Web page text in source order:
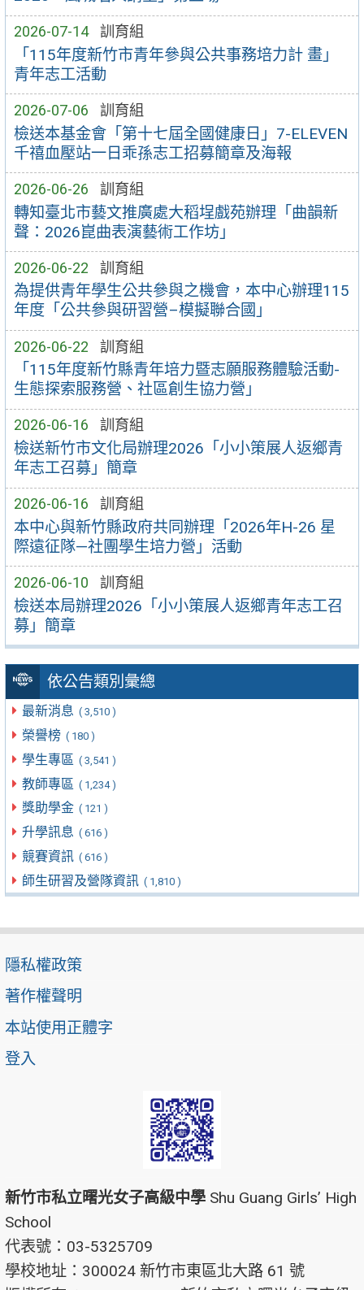
2026-07-14 訓育組
「115年度新竹市青年參與公共事務培力計 畫」
青年志工活動
2026-07-06 訓育組
檢送本基金會「第十七屆全國健康日」7-ELEVEN
千禧血壓站一日乖孫志工招募簡章及海報
2026-06-26 訓育組
轉知臺北市藝文推廣處大稻埕戲苑辦理「曲韻新
聲：2026崑曲表演藝術工作坊」
2026-06-22 訓育組
為提供青年學生公共參與之機會，本中心辦理115
年度「公共參與研習營–模擬聯合國」
2026-06-22 訓育組
「115年度新竹縣青年培力暨志願服務體驗活動-
生態探索服務營、社區創生協力營」
2026-06-16 訓育組
檢送新竹市文化局辦理2026「小小策展人返鄉青
年志工召募」簡章
2026-06-16 訓育組
本中心與新竹縣政府共同辦理「2026年H-26 星
際遠征隊—社團學生培力營」活動
2026-06-10 訓育組
檢送本局辦理2026「小小策展人返鄉青年志工召
募」簡章
依公告類別彙總
最新消息 ( 3,510 )
榮譽榜 ( 180 )
學生專區 ( 3,541 )
教師專區 ( 1,234 )
獎助學金 ( 121 )
升學訊息 ( 616 )
競賽資訊 ( 616 )
師生研習及營隊資訊 ( 1,810 )
隱私權政策
著作權聲明
本站使用正體字
登入
新竹市私立曙光女子高級中學 Shu Guang Girls’ High
School
代表號：03-5325709
學校地址：300024 新竹市東區北大路 61 號